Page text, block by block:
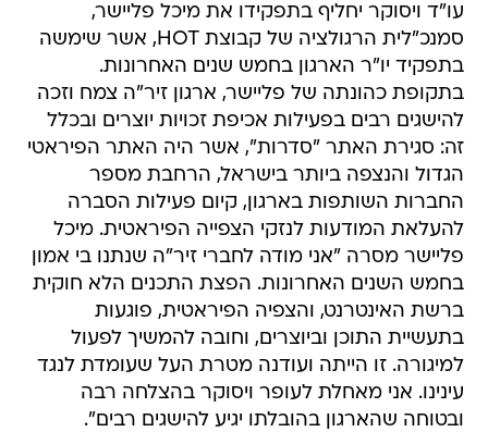
עו"ד ויסוקר יחליף בתפקידו את מיכל פליישר,
סמנכ"לית הרגולציה של קבוצת HOT, אשר שימשה
בתפקיד יו"ר הארגון בחמש שנים האחרונות.
בתקופת כהונתה של פליישר, ארגון זיר"ה צמח וזכה
להישגים רבים בפעילות אכיפת זכויות יוצרים ובכלל
זה: סגירת האתר "סדרות", אשר היה האתר הפיראטי
הגדול והנצפה ביותר בישראל, הרחבת מספר
החברות השותפות בארגון, קיום פעילות הסברה
להעלאת המודעות לנזקי הצפייה הפיראטית. מיכל
פליישר מסרה "אני מודה לחברי זיר"ה שנתנו בי אמון
בחמש השנים האחרונות. הפצת התכנים הלא חוקית
ברשת האינטרנט, והצפיה הפיראטית, פוגעות
בתעשיית התוכן וביוצרים, וחובה להמשיך לפעול
למיגורה. זו הייתה ועודנה מטרת העל שעומדת לנגד
עינינו. אני מאחלת לעופר ויסוקר בהצלחה רבה
ובטוחה שהארגון בהובלתו יגיע להישגים רבים".